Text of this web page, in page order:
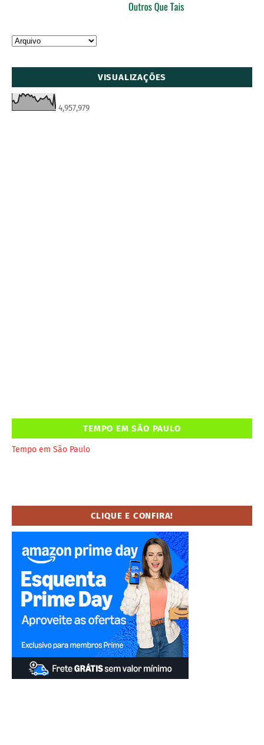
VISUALIZAÇÕES
4,957,979
TEMPO EM SÃO PAULO
Tempo em São Paulo
CLIQUE E CONFIRA!